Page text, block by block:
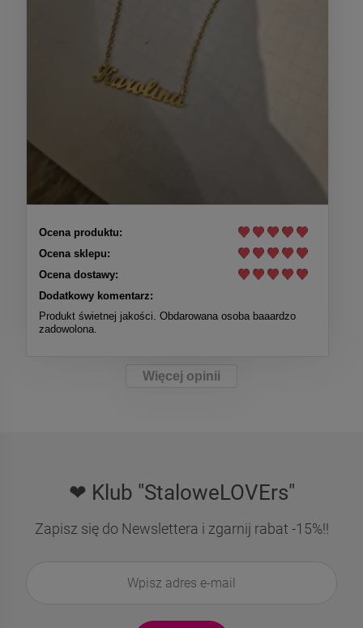
Ocena produktu:
Ocena sklepu:
Ocena dostawy:
Dodatkowy komentarz:
Produkt świetnej jakości. Obdarowana osoba baaardzo
zadowolona.
Więcej opinii
❤ Klub "StaloweLOVErs"
Zapisz się do Newslettera i zgarnij rabat -15%!!